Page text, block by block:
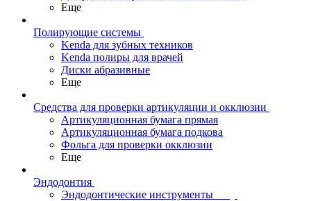
Еще
Полирующие системы
Kenda для зубных техников
Kenda полиры для врачей
Диски абразивные
Еще
Средства для проверки артикуляции и окклюзии
Артикуляционная бумага прямая
Артикуляционная бумага подкова
Фольга для проверки окклюзии
Еще
Эндодонтия
Эндодонтические инструменты